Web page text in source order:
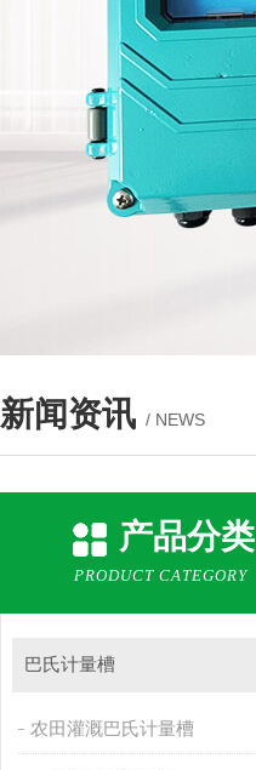
新闻资讯 / NEWS
产品分类
PRODUCT CATEGORY
巴氏计量槽
农田灌溉巴氏计量槽